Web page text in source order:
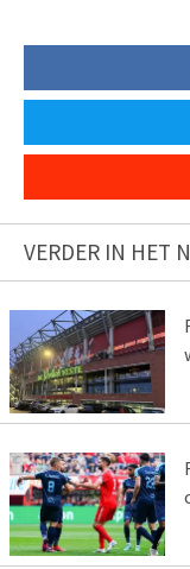
VERDER IN HET